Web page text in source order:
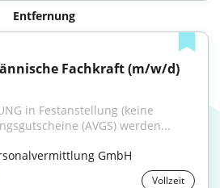
Entfernung
Fachkraft (m/w/d)
in Festanstellung (keine
(AVGS) werden...
GmbH
Vollzeit